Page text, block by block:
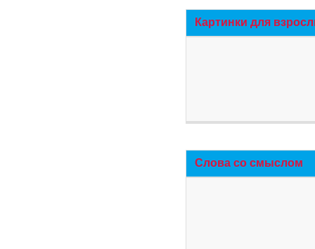
Картинки для
Слова со смыслом